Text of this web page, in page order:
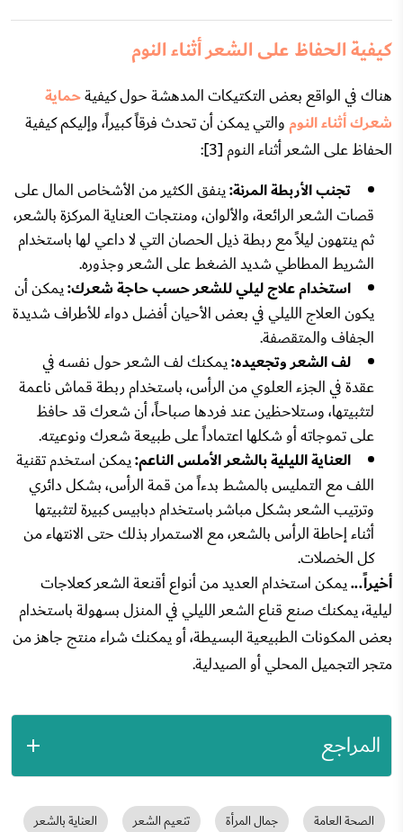
كيفية الحفاظ على الشعر أثناء النوم
هناك في الواقع بعض التكتيكات المدهشة حول كيفيةحماية
شعرك أثناء النوموالتي يمكن أن تحدث فرقاً كبيراً، وإليكم كيفية
الحفاظ على الشعر أثناء النوم [3]:
تجنب الأربطة المرنة:ينفق الكثير من الأشخاص المال على
قصات الشعر الرائعة، والألوان، ومنتجات العناية المركزة بالشعر،
ثم ينتهون ليلاً مع ربطة ذيل الحصان التي لا داعي لها باستخدام
الشريط المطاطي شديد الضغط على الشعر وجذوره.
استخدام علاج ليلي للشعر حسب حاجة شعرك:يمكن أن
يكون العلاج الليلي في بعض الأحيان أفضل دواء للأطراف شديدة
الجفاف والمتقصفة.
لف الشعر وتجعيده:يمكنك لف الشعر حول نفسه في
عقدة في الجزء العلوي من الرأس، باستخدام ربطة قماش ناعمة
لتثبيتها، وستلاحظين عند فردها صباحاً، أن شعرك قد حافظ
على تموجاته أو شكلها اعتماداً على طبيعة شعرك ونوعيته.
العناية الليلية بالشعر الأملس الناعم:يمكن استخدم تقنية
اللف مع التمليس بالمشط بدءاً من قمة الرأس، بشكل دائري
وترتيب الشعر بشكل مباشر باستخدام دبابيس كبيرة لتثبيتها
أثناء إحاطة الرأس بالشعر، مع الاستمرار بذلك حتى الانتهاء من
كل الخصلات.
أخيراً...يمكن استخدام العديد من أنواع أقنعة الشعر كعلاجات
ليلية، يمكنك صنع قناع الشعر الليلي في المنزل بسهولة باستخدام
بعض المكونات الطبيعية البسيطة، أو يمكنك شراء منتج جاهز من
متجر التجميل المحلي أو الصيدلية.
المراجع
الصحة العامة جمال المرأة تنعيم الشعر العناية بالشعر